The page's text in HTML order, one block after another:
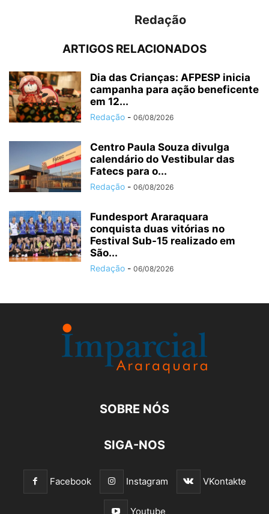
Redação
ARTIGOS RELACIONADOS
Dia das Crianças: AFPESP inicia
campanha para ação beneficente
em 12...
Redação - 06/08/2026
Centro Paula Souza divulga
calendário do Vestibular das
Fatecs para o...
Redação - 06/08/2026
Fundesport Araraquara
conquista duas vitórias no
Festival Sub-15 realizado em
São...
Redação - 06/08/2026
SOBRE NÓS
SIGA-NOS
Facebook Instagram VKontakte
Youtube